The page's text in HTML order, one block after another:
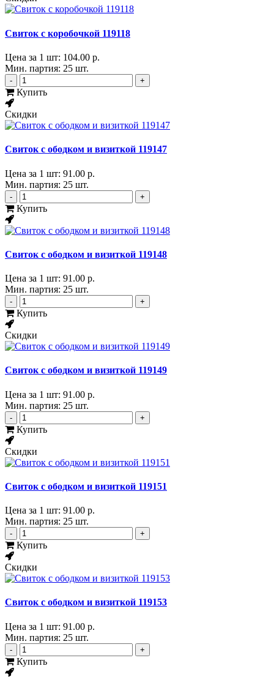
Свиток с коробочкой 119118
Цена за 1 шт: 104.00 р.
Мин. партия: 25 шт.
- +
Купить
Скидки
Свиток с ободком и визиткой 119147
Цена за 1 шт: 91.00 р.
Мин. партия: 25 шт.
- +
Купить
Свиток с ободком и визиткой 119148
Цена за 1 шт: 91.00 р.
Мин. партия: 25 шт.
- +
Купить
Скидки
Свиток с ободком и визиткой 119149
Цена за 1 шт: 91.00 р.
Мин. партия: 25 шт.
- +
Купить
Скидки
Свиток с ободком и визиткой 119151
Цена за 1 шт: 91.00 р.
Мин. партия: 25 шт.
- +
Купить
Скидки
Свиток с ободком и визиткой 119153
Цена за 1 шт: 91.00 р.
Мин. партия: 25 шт.
- +
Купить